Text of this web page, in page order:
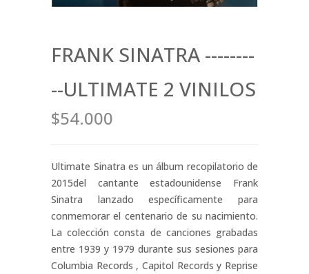
FRANK SINATRA --------
--ULTIMATE 2 VINILOS
$54.000
Ultimate Sinatra es un álbum recopilatorio de
2015del cantante estadounidense Frank
Sinatra lanzado específicamente para
conmemorar el centenario de su nacimiento.
La colección consta de canciones grabadas
entre 1939 y 1979 durante sus sesiones para
Columbia Records , Capitol Records y Reprise